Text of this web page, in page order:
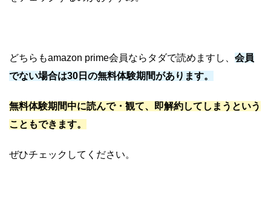
どちらもamazon prime会員ならタダで読めますし、 会員
でない場合は30日の無料体験期間があります。
無料体験期間中に読んで・観て、即解約してしまうという
こともできます。
ぜひチェックしてください。